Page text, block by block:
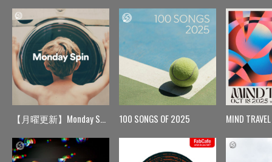
【月曜更新】Monday Spin 100 SONGS OF 2025 MIND TRAVEL